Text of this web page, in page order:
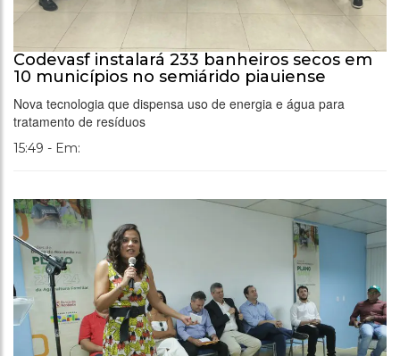
Codevasf instalará 233 banheiros secos em
10 municípios no semiárido piauiense
Nova tecnologia que dispensa uso de energia e água para
tratamento de resíduos
15:49 - Em: